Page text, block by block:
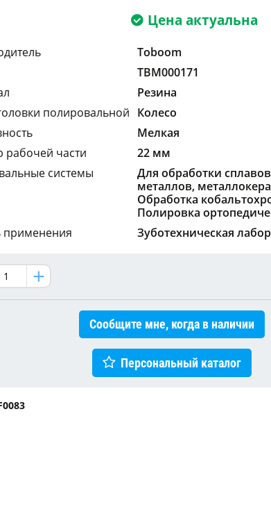
Цена актуальна
Toboom
TBM000171
Резина
полировальной Колесо
Мелкая
рабочей части
22 мм
системы
Для обработки
металлов,
Обработка
Полировка
применения
Зуботехническая
Сообщите мне, когда в наличии
Персональный каталог